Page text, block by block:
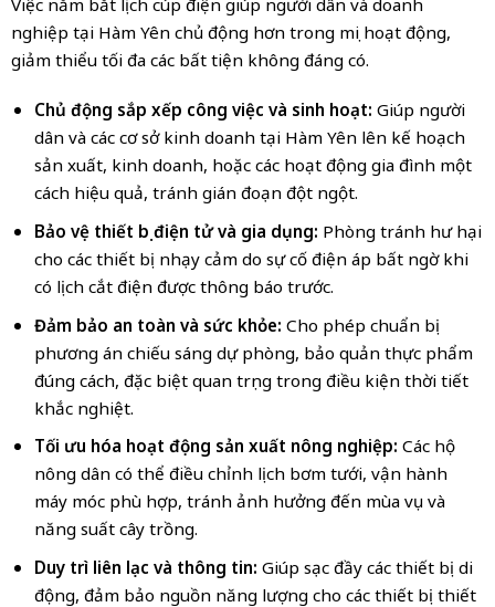
nghiệp tại Hàm Yên chủ động hơn trong mọi hoạt động,
giảm thiểu tối đa các bất tiện không đáng có.
Chủ động sắp xếp công việc và sinh hoạt: Giúp người
dân và các cơ sở kinh doanh tại Hàm Yên lên kế hoạch
sản xuất, kinh doanh, hoặc các hoạt động gia đình một
cách hiệu quả, tránh gián đoạn đột ngột.
Bảo vệ thiết bị điện tử và gia dụng: Phòng tránh hư hại
cho các thiết bị nhạy cảm do sự cố điện áp bất ngờ khi
có lịch cắt điện được thông báo trước.
Đảm bảo an toàn và sức khỏe: Cho phép chuẩn bị
phương án chiếu sáng dự phòng, bảo quản thực phẩm
đúng cách, đặc biệt quan trọng trong điều kiện thời tiết
khắc nghiệt.
Tối ưu hóa hoạt động sản xuất nông nghiệp: Các hộ
nông dân có thể điều chỉnh lịch bơm tưới, vận hành
máy móc phù hợp, tránh ảnh hưởng đến mùa vụ và
năng suất cây trồng.
Duy trì liên lạc và thông tin: Giúp sạc đầy các thiết bị di
động, đảm bảo nguồn năng lượng cho các thiết bị thiết